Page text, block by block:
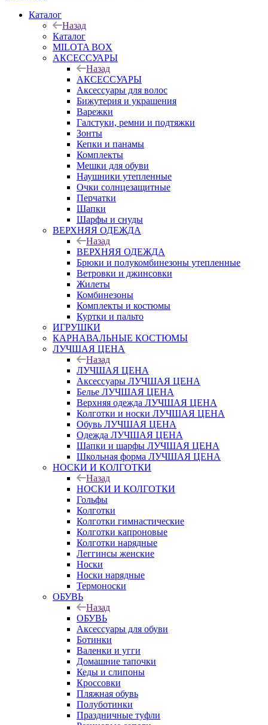
Каталог
Назад
Каталог
MILOTA BOX
АКСЕССУАРЫ
Назад
АКСЕССУАРЫ
Аксессуары для волос
Бижутерия и украшения
Варежки
Галстуки, ремни и подтяжки
Зонты
Кепки и панамы
Комплекты
Мешки для обуви
Наушники утепленные
Очки солнцезащитные
Перчатки
Шапки
Шарфы и снуды
ВЕРХНЯЯ ОДЕЖДА
Назад
ВЕРХНЯЯ ОДЕЖДА
Брюки и полукомбинезоны утепленные
Ветровки и джинсовки
Жилеты
Комбинезоны
Комплекты и костюмы
Куртки и пальто
ИГРУШКИ
КАРНАВАЛЬНЫЕ КОСТЮМЫ
ЛУЧШАЯ ЦЕНА
Назад
ЛУЧШАЯ ЦЕНА
Аксессуары ЛУЧШАЯ ЦЕНА
Белье ЛУЧШАЯ ЦЕНА
Верхняя одежда ЛУЧШАЯ ЦЕНА
Колготки и носки ЛУЧШАЯ ЦЕНА
Обувь ЛУЧШАЯ ЦЕНА
Одежда ЛУЧШАЯ ЦЕНА
Шапки и шарфы ЛУЧШАЯ ЦЕНА
Школьная форма ЛУЧШАЯ ЦЕНА
НОСКИ И КОЛГОТКИ
Назад
НОСКИ И КОЛГОТКИ
Гольфы
Колготки
Колготки гимнастические
Колготки капроновые
Колготки нарядные
Леггинсы женские
Носки
Носки нарядные
Термоноски
ОБУВЬ
Назад
ОБУВЬ
Аксессуары для обуви
Ботинки
Валенки и угги
Домашние тапочки
Кеды и слипоны
Кроссовки
Пляжная обувь
Полуботинки
Праздничные туфли